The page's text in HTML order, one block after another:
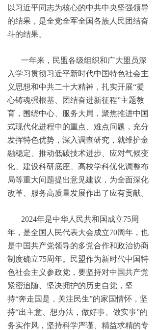
以习近平同志为核心的中共中央坚强领导
的结果，是全党全军全国各族人民团结奋
斗的结果。
一年来，民盟各级组织和广大盟员深
入学习贯彻习近平新时代中国特色社会主
义思想和中共二十大精神，扎实开展“凝
心铸魂强根基、团结奋进新征程”主题教
育，围绕中心、服务大局，聚焦推进中国
式现代化进程中的重点、难点问题，充分
发挥特色优势，深入调查研究，就维护金
融稳定、推动低碳技术进步、应对气候变
化、建设科研底座、高校学科优化调整布
局等重大问题提出意见建议，为全面深化
改革、服务高质量发展作出了应有贡献。
2024年是中华人民共和国成立75周
年，是全国人民代表大会成立70周年，也
是中国共产党领导的多党合作和政治协商
制度确立75周年。民盟作为新时代中国特
色社会主义参政党，要坚持对中国共产党
紧密追随、坚决拥护的历史自觉，坚
持“奔走国是，关注民生”的家国情怀，坚
持“出主意、想办法，做好事、做实事”的
务实作风，坚持科学严谨、精益求精的专